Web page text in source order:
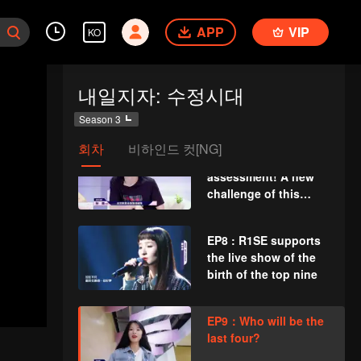
KO APP VIP
내일지자: 수정시대
Season 3
회차 비하인드 컷[NG]
performance
assessment! Rocket
girls 101 members
their comfort zone
stage performance！
going to get the first
EP7: The last
assessment! A new
challenge of this
themselves within 48
hrs.
EP8 : R1SE supports
the live show of the
birth of the top nine
EP9：Who will be the
last four?